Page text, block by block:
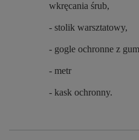
wkręcania śrub,
- stolik warsztatowy,
- gogle ochronne z
- metr
- kask ochronny.